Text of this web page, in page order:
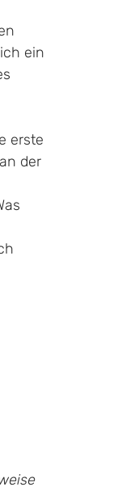
ein
erste
der